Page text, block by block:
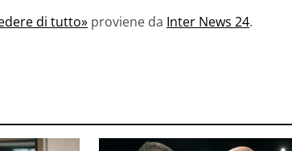
di tutto» proviene da Inter News 24.